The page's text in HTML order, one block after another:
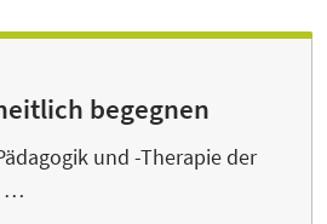
begegnen
und -Therapie der
…